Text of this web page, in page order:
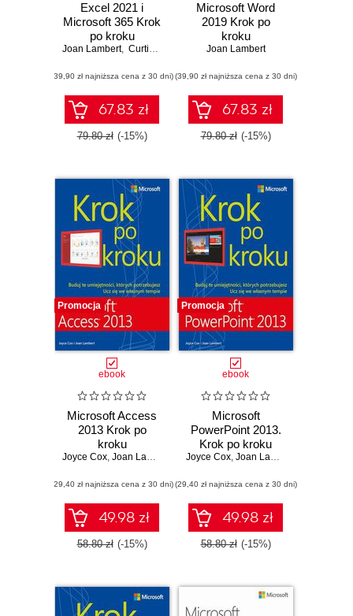
Excel 2021 i
Microsoft 365 Krok
po kroku
Joan Lambert, Curtis Frye
(39,90 zł najniższa cena z 30 dni)
67.83 zł
79.80 zł (-15%)
Microsoft Word
2019 Krok po
kroku
Joan Lambert
(39,90 zł najniższa cena z 30 dni)
67.83 zł
79.80 zł (-15%)
Promocja
ebook
Microsoft Access
2013 Krok po
kroku
Joyce Cox, Joan Lambert
(29,40 zł najniższa cena z 30 dni)
49.98 zł
58.80 zł (-15%)
Promocja
ebook
Microsoft
PowerPoint 2013.
Krok po kroku
Joyce Cox, Joan Lambert
(29,40 zł najniższa cena z 30 dni)
49.98 zł
58.80 zł (-15%)